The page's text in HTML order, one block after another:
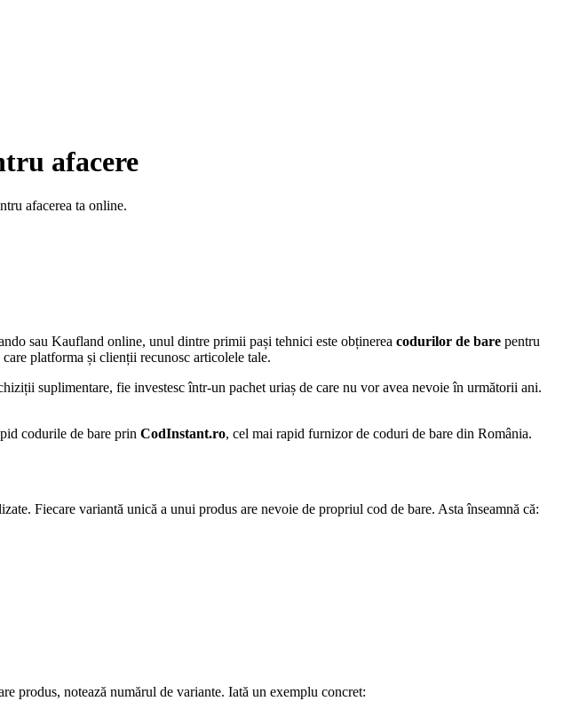
afacere
afacerea ta online.
sau Kaufland online, unul dintre primii pași tehnici este obținerea codurilor de bare pentru
platforma și clienții recunosc articolele tale.
suplimentare, fie investesc într-un pachet uriaș de care nu vor avea nevoie în următorii ani.
codurile de bare prin CodInstant.ro, cel mai rapid furnizor de coduri de bare din România.
Fiecare variantă unică a unui produs are nevoie de propriul cod de bare. Asta înseamnă că:
produs, notează numărul de variante. Iată un exemplu concret: